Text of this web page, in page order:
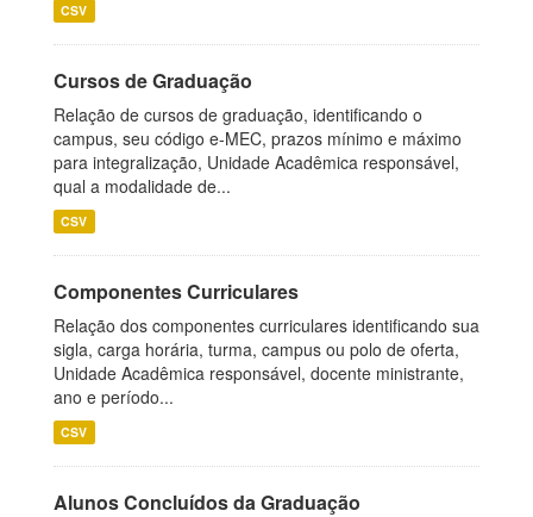
CSV
Cursos de Graduação
Relação de cursos de graduação, identificando o
campus, seu código e-MEC, prazos mínimo e máximo
para integralização, Unidade Acadêmica responsável,
qual a modalidade de...
CSV
Componentes Curriculares
Relação dos componentes curriculares identificando sua
sigla, carga horária, turma, campus ou polo de oferta,
Unidade Acadêmica responsável, docente ministrante,
ano e período...
CSV
Alunos Concluídos da Graduação